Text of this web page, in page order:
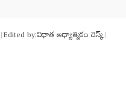
|Edited by:విధాత ఆధ్యాత్మికం డెస్క్|